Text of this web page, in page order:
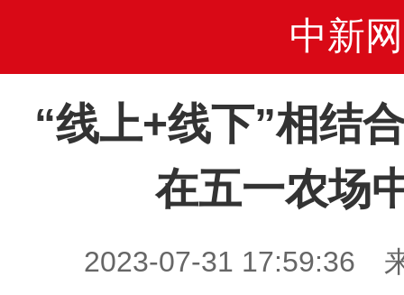
中新网
“线上+线下”相结
在五一农场
2023-07-31 17:59:36